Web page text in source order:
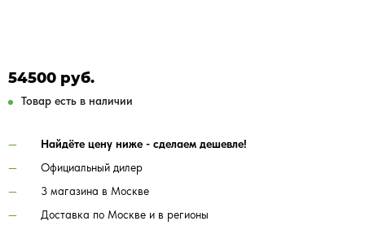
54500 руб.
Товар есть в наличии
Найдёте цену ниже - сделаем дешевле!
Официальный дилер
3 магазина в Москве
Доставка по Москве и в регионы